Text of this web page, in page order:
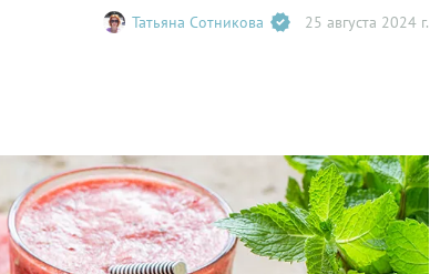
Татьяна Сотникова 25 августа 2024 г.